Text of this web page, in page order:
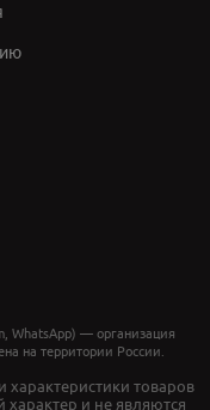
WhatsApp) — организация
на территории России.
товаров
и не являются